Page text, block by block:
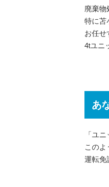
廃棄物
特に苫
お任せ
4tユニ
あ
「ユ
このよ
運転免